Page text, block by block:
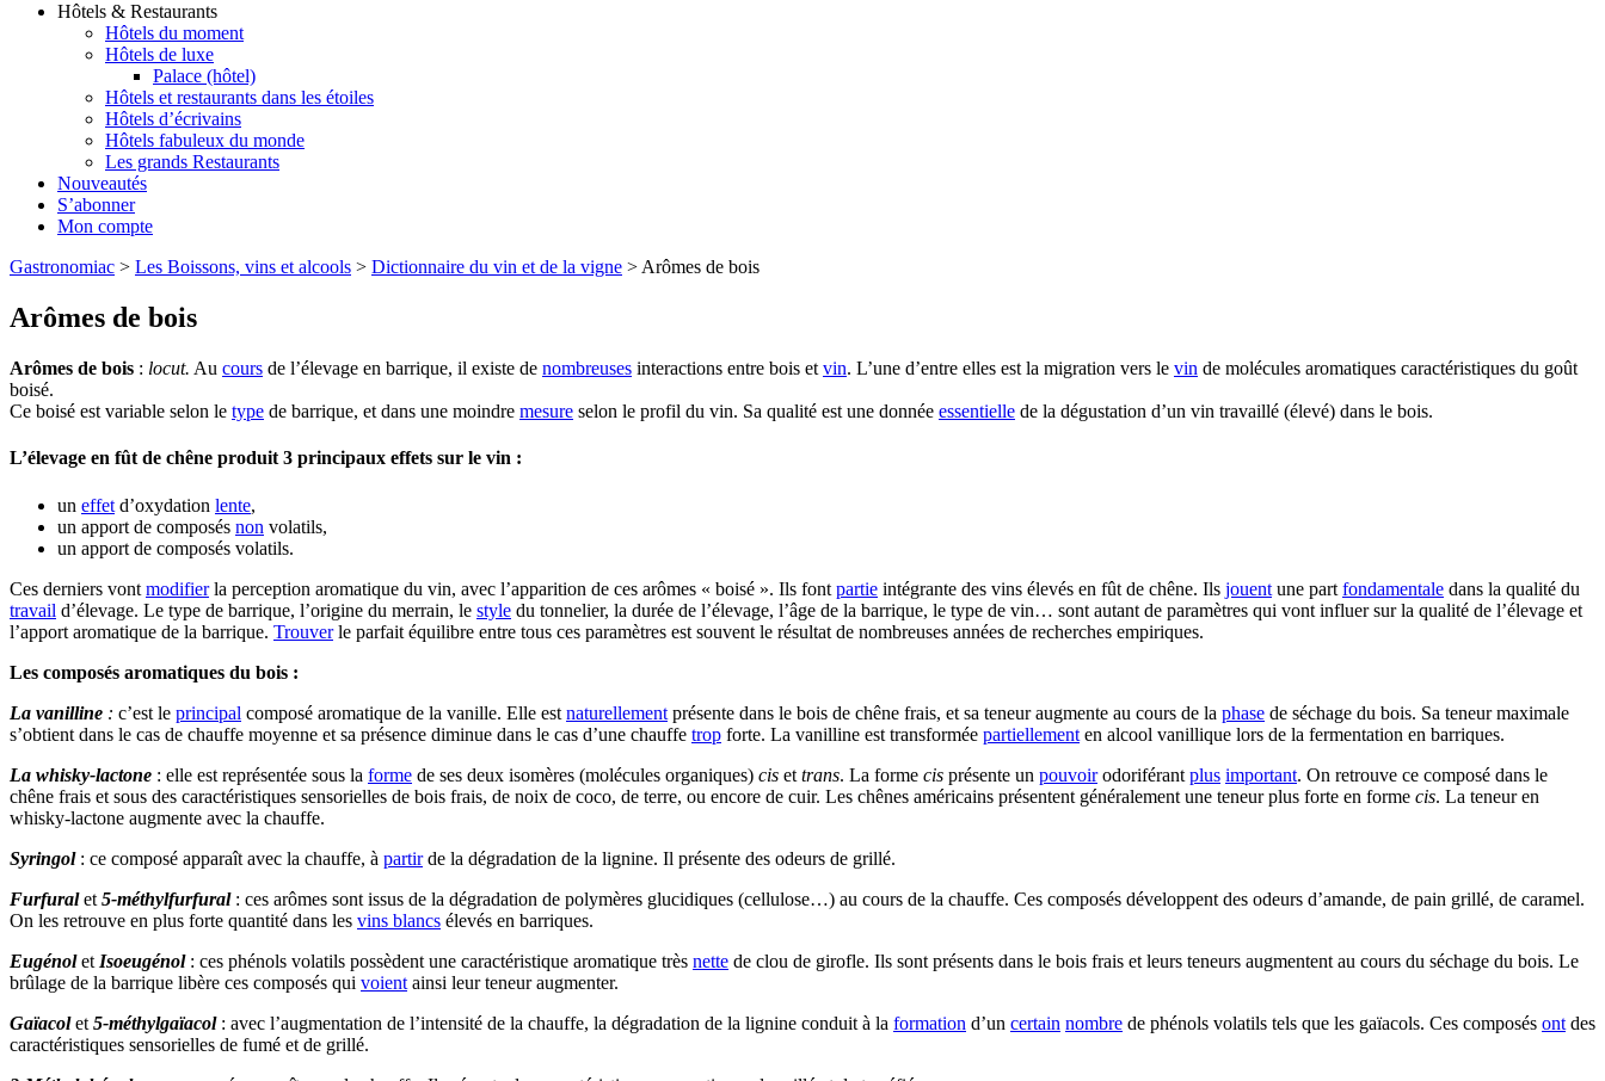
Hôtels & Restaurants
Hôtels du moment
Hôtels de luxe
Palace (hôtel)
Hôtels et restaurants dans les étoiles
Hôtels d’écrivains
Hôtels fabuleux du monde
Les grands Restaurants
Nouveautés
S’abonner
Mon compte
Gastronomiac > Les Boissons, vins et alcools > Dictionnaire du vin et de la vigne > Arômes de bois
Arômes de bois
Arômes de bois : locut. Au cours de l’élevage en barrique, il existe de nombreuses interactions entre bois et vin. L’une d’entre elles est la migration vers le vin de molécules aromatiques caractéristiques du goût
boisé.
Ce boisé est variable selon le type de barrique, et dans une moindre mesure selon le profil du vin. Sa qualité est une donnée essentielle de la dégustation d’un vin travaillé (élevé) dans le bois.
L’élevage en fût de chêne produit 3 principaux effets sur le vin :
un effet d’oxydation lente,
un apport de composés non volatils,
un apport de composés volatils.
Ces derniers vont modifierla perception aromatique du vin, avec l’apparition de ces arômes « boisé ». Ils font partie intégrante des vins élevés en fût de chêne. Ils jouent une part fondamentale dans la qualité du
travail d’élevage. Le type de barrique, l’origine du merrain, le style du tonnelier, la durée de l’élevage, l’âge de la barrique, le type de vin… sont autant de paramètres qui vont influer sur la qualité de l’élevage et
l’apport aromatique de la barrique. Trouverle parfait équilibre entre tous ces paramètres est souvent le résultat de nombreuses années de recherches empiriques.
Les composés aromatiques du bois :
La vanilline : c’est le principal composé aromatique de la vanille. Elle est naturellement présente dans le bois de chêne frais, et sa teneur augmente au cours de la phase de séchage du bois. Sa teneur maximale
s’obtient dans le cas de chauffe moyenne et sa présence diminue dans le cas d’une chauffe trop forte. La vanilline est transformée partiellement en alcool vanillique lors de la fermentation en barriques.
La whisky-lactone : elle est représentée sous la forme de ses deux isomères (molécules organiques) cis et trans. La forme cis présente un pouvoirodoriférant plus important. On retrouve ce composé dans le
chêne frais et sous des caractéristiques sensorielles de bois frais, de noix de coco, de terre, ou encore de cuir. Les chênes américains présentent généralement une teneur plus forte en forme cis. La teneur en
whisky-lactone augmente avec la chauffe.
Syringol: ce composé apparaît avec la chauffe, à partirde la dégradation de la lignine. Il présente des odeurs de grillé.
Furfuralet 5-méthylfurfural : ces arômes sont issus de la dégradation de polymères glucidiques (cellulose…) au cours de la chauffe. Ces composés développent des odeurs d’amande, de pain grillé, de caramel.
On les retrouve en plus forte quantité dans les vins blancs élevés en barriques.
Eugénolet Isoeugénol: ces phénols volatils possèdent une caractéristique aromatique très nette de clou de girofle. Ils sont présents dans le bois frais et leurs teneurs augmentent au cours du séchage du bois. Le
brûlage de la barrique libère ces composés qui voient ainsi leur teneur augmenter.
Gaïacolet 5-méthylgaïacol: avec l’augmentation de l’intensité de la chauffe, la dégradation de la lignine conduit à la formation d’un certain nombre de phénols volatils tels que les gaïacols. Ces composés ont des
caractéristiques sensorielles de fumé et de grillé.